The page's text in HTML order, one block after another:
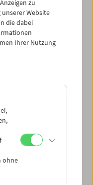
zu
Website
die dabei
Ihrer Nutzung
ohne